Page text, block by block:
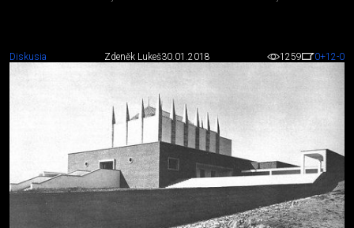
Diskusia Zdeněk Lukeš30.01.2018 1259 0+12-0